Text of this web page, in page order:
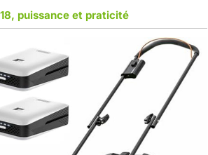
puissance et praticité